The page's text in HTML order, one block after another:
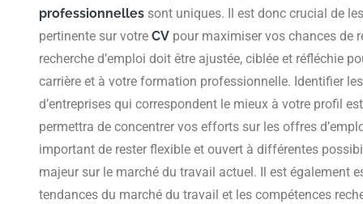
professionnelles sont uniques. Il est donc crucial de
pertinente sur votreCV pour maximiser vos chances de
recherche d’emploi doit être ajustée, ciblée et réfléchie
carrière et à votre formation professionnelle. Identifier
d’entreprises qui correspondent le mieux à votre profil
permettra de concentrer vos efforts sur les offres
important de rester flexible et ouvert à différentes
majeur sur le marché du travail actuel. Il est également
tendances du marché du travail et les compétences